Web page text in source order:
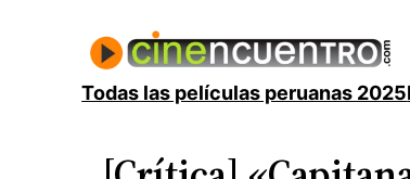
contenidoTodas las películas peruanas 2025